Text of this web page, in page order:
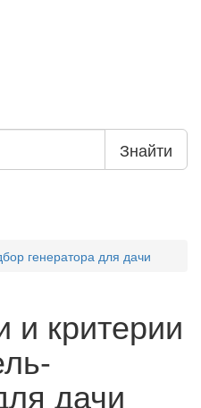
Знайти
генератора для дачи
и критерии
дачи